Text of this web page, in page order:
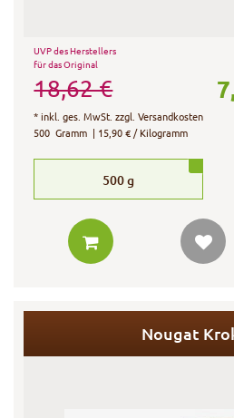
UVP des Herstellers
für das Original
18,62 €
*inkl. ges. MwSt. zzgl.Versandkosten
500 Gramm | 15,90 € / Kilogramm
500g
Nougat